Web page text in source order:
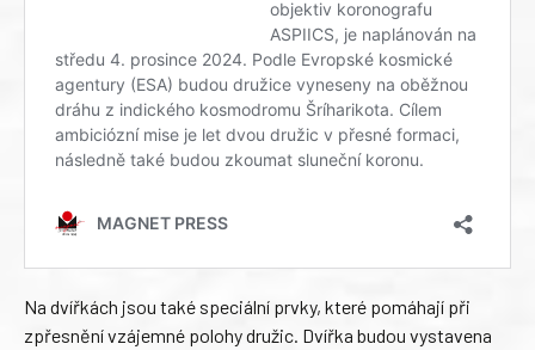
Na dvířkách jsou také speciální prvky, které pomáhají při
zpřesnění vzájemné polohy družic. Dvířka budou vystavena